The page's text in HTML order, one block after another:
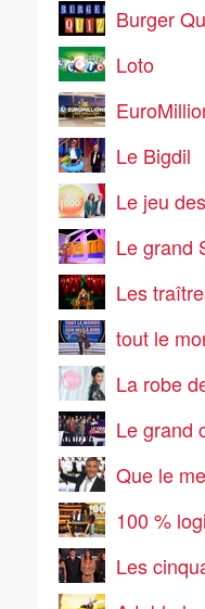
Burger
Loto
Le Bigdil
Le jeu
Le grand
Les
tout le
La robe
Le grand
Que le
100 %
Les